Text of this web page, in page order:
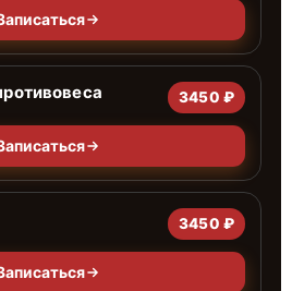
3450 ₽
3450 ₽